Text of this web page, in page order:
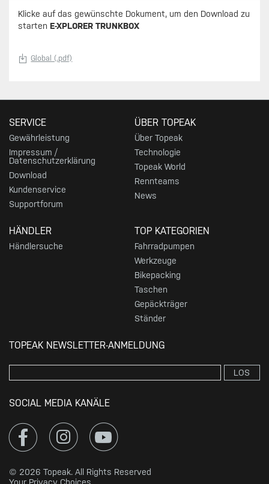
Klicke auf das gewünschte Dokument, um den Download zu
starten E-XPLORER TRUNKBOX
Global (.pdf)
SERVICE
Gewährleistung
Impressum /
Datenschutzerklärung
Download
Kundenservice
Supportforum
ÜBER TOPEAK
Über Topeak
Technologie
Topeak World
Rennteams
News
HÄNDLER
Händlersuche
TOP KATEGORIEN
Fahrradpumpen
Werkzeuge
Bikepacking
Taschen
Gepäckträger
Ständer
TOPEAK NEWSLETTER-ANMELDUNG
LOS
SOCIAL MEDIA KANÄLE
© 2026 Topeak. All Rights Reserved
Your Privacy Choices